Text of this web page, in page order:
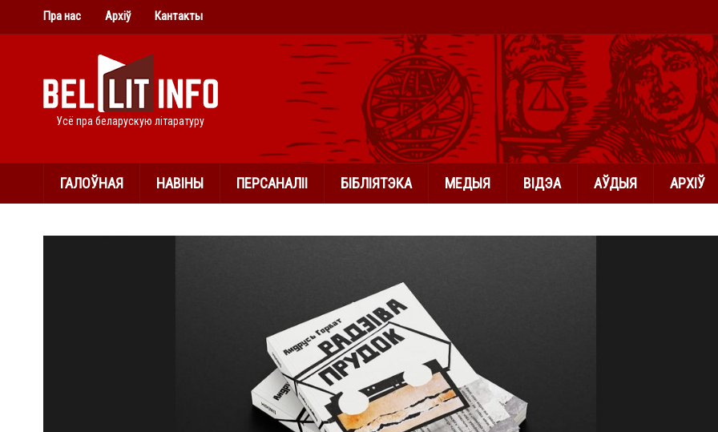
Пра нас Архіў Кантакты
Усё пра беларускую літаратуру
ГАЛОЎНАЯ НАВІНЫ ПЕРСАНАЛІІ БІБЛІЯТЭКА МЕДЫЯ ВІДЭА АЎДЫЯ АРХІЎ